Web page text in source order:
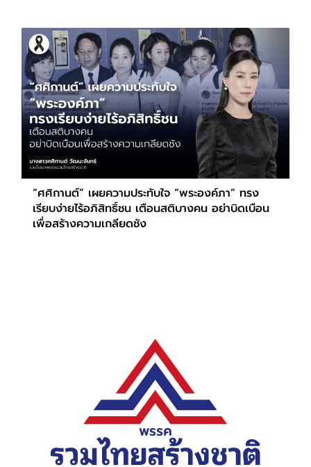
“ศศิกานต์” เผยความประทับใจ “พระองค์ภา” ทรง
เรียบง่ายไร้อภิสิทธิ์ชน เตือนสติบางคน อย่าบิดเบือน
เพื่อสร้างความเกลียดชัง